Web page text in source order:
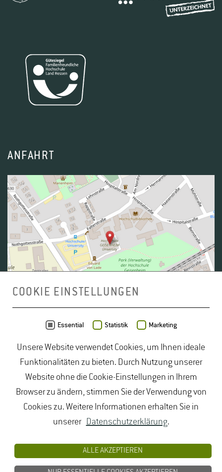
ANFAHRT
OpenStreetMap- Veröffentlicht unterODbL
duales Studium Gartenbau| Gartenbau Studium|
Lebensmittelrecht Studium|Lebensmittelsicherheit
Studium| Naturschutz Studium|Oenologie
Studium| Studiengang Logistik|Studiengänge
Lebensmittel |Studiengänge Natur| Studiengänge
Studium Landschaftsarchitektur
Studium Lebensmittel|Studium
COOKIE EINSTELLUNGEN
Essential Statistik Marketing
Unsere Website verwendet Cookies, um Ihnen ideale
Funktionalitäten zu bieten. Durch Nutzung unserer
Website ohne die Cookie-Einstellungen in Ihrem
Browser zu ändern, stimmen Sie der Verwendung von
Cookies zu. Weitere Informationen erhalten Sie in
unserer Datenschutzerklärung.
ALLE AKZEPTIEREN